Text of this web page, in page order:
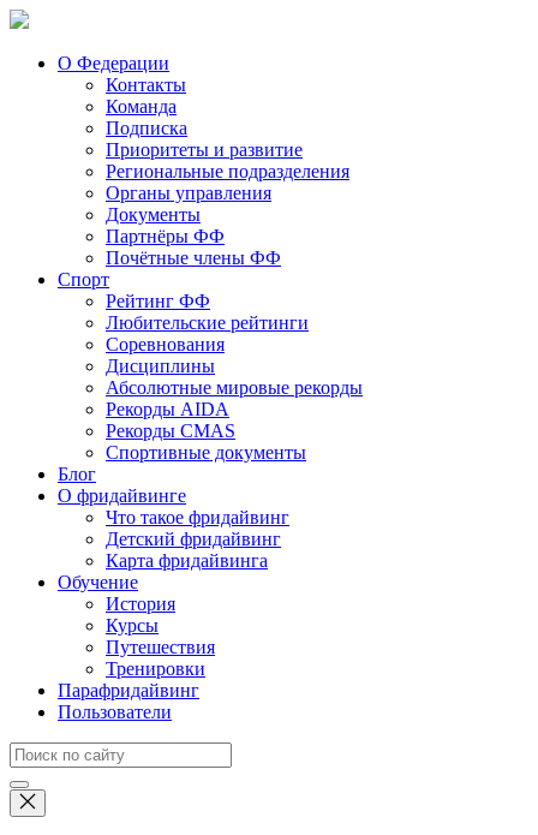
О Федерации
Контакты
Команда
Подписка
Приоритеты и развитие
Региональные подразделения
Органы управления
Документы
Партнёры ФФ
Почётные члены ФФ
Спорт
Рейтинг ФФ
Любительские рейтинги
Соревнования
Дисциплины
Абсолютные мировые рекорды
Рекорды AIDA
Рекорды CMAS
Спортивные документы
Блог
О фридайвинге
Что такое фридайвинг
Детский фридайвинг
Карта фридайвинга
Обучение
История
Курсы
Путешествия
Тренировки
Парафридайвинг
Пользователи